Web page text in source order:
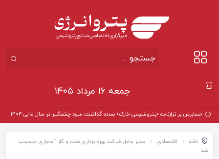
جمعه ۱۶ مرداد ۱۴۰۵
حسابرس بر ترازنامه «پتروشیمی خارک» صحه گذاشت؛ سود چشمگیر در سال مالی ۱۴۰۴
خانه اقتصادی
مدیر عامل شرکت بهره برداری نفت و گاز آغاجاری منصوب
شد